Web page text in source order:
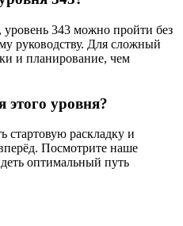
343 можно пройти без
руководству. Для сложный
и планирование, чем
этого уровня?
стартовую раскладку и
Посмотрите наше
оптимальный путь